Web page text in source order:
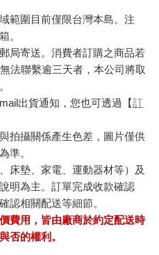
範圍目前僅限台灣本島。注
。
局寄送。消費者訂購之商品若
法聯繫逾三天者，本公司將取
出貨通知，您也可透過【訂
拍攝關係產生色差，圖片僅供
準。
床墊、家電、運動器材等）及
明為主。訂單完成收款確認
認相關配送等細節。
費用，皆由廠商於約定配送時
否的權利。